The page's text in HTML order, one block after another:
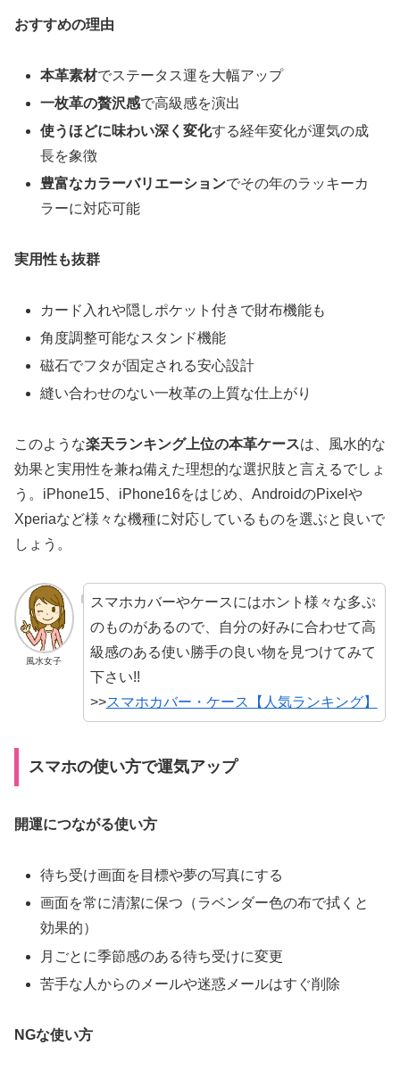
おすすめの理由
本革素材でステータス運を大幅アップ
一枚革の贅沢感で高級感を演出
使うほどに味わい深く変化する経年変化が運気の成
長を象徴
豊富なカラーバリエーションでその年のラッキーカ
ラーに対応可能
実用性も抜群
カード入れや隠しポケット付きで財布機能も
角度調整可能なスタンド機能
磁石でフタが固定される安心設計
縫い合わせのない一枚革の上質な仕上がり
このような楽天ランキング上位の本革ケースは、風水的な
効果と実用性を兼ね備えた理想的な選択肢と言えるでしょ
う。iPhone15、iPhone16をはじめ、AndroidのPixelや
Xperiaなど様々な機種に対応しているものを選ぶと良いで
しょう。
風水女子
スマホカバーやケースにはホント様々な多ぷ
のものがあるので、自分の好みに合わせて高
級感のある使い勝手の良い物を見つけてみて
下さい!!
>>スマホカバー・ケース【人気ランキング】
スマホの使い方で運気アップ
開運につながる使い方
待ち受け画面を目標や夢の写真にする
画面を常に清潔に保つ（ラベンダー色の布で拭くと
効果的）
月ごとに季節感のある待ち受けに変更
苦手な人からのメールや迷惑メールはすぐ削除
NGな使い方